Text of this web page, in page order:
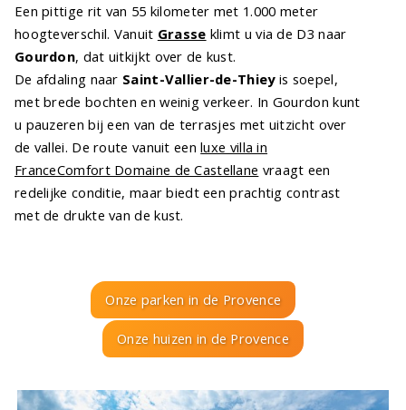
Een pittige rit van 55 kilometer met 1.000 meter
hoogteverschil. Vanuit Grasse klimt u via de D3 naar
Gourdon, dat uitkijkt over de kust.
De afdaling naar Saint-Vallier-de-Thieyis soepel,
met brede bochten en weinig verkeer. In Gourdon kunt
u pauzeren bij een van de terrasjes met uitzicht over
de vallei. De route vanuit eenluxe villa in
FranceComfort Domaine de Castellane vraagt een
redelijke conditie, maar biedt een prachtig contrast
met de drukte van de kust.
Onze parken in de Provence
Onze huizen in de Provence